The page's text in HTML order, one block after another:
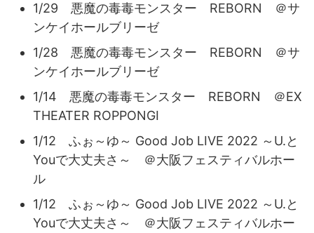
1/29 悪魔の毒毒モンスター REBORN ＠サ
ンケイホールブリーゼ
1/28 悪魔の毒毒モンスター REBORN ＠サ
ンケイホールブリーゼ
1/14 悪魔の毒毒モンスター REBORN ＠EX
THEATER ROPPONGI
1/12 ふぉ～ゆ～ Good Job LIVE 2022 ～U.と
Youで大丈夫さ～ ＠大阪フェスティバルホー
ル
1/12 ふぉ～ゆ～ Good Job LIVE 2022 ～U.と
Youで大丈夫さ～ ＠大阪フェスティバルホー